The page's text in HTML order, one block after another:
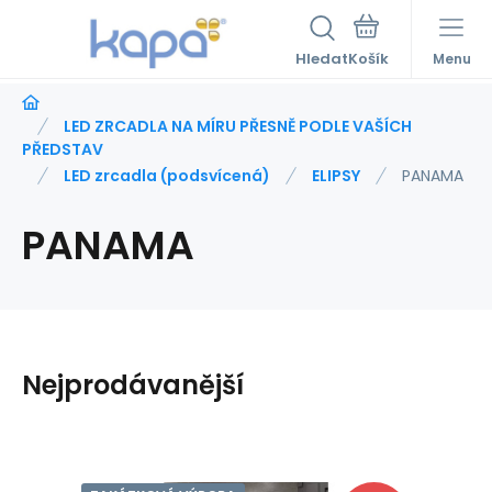
Hledat Menu
LED ZRCADLA NA MÍRU PŘESNĚ PODLE VAŠÍCH
PŘEDSTAV
LED zrcadla (podsvícená)
ELIPSY PANAMA
PANAMA
Nejprodávanější